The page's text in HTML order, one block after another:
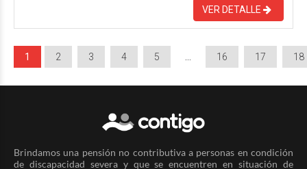
VER DETALLE
1 2 3 4 5 16 17 18
Brindamos una pensión no contributiva a personas en condición
de discapacidad severa y que se encuentren en situación de